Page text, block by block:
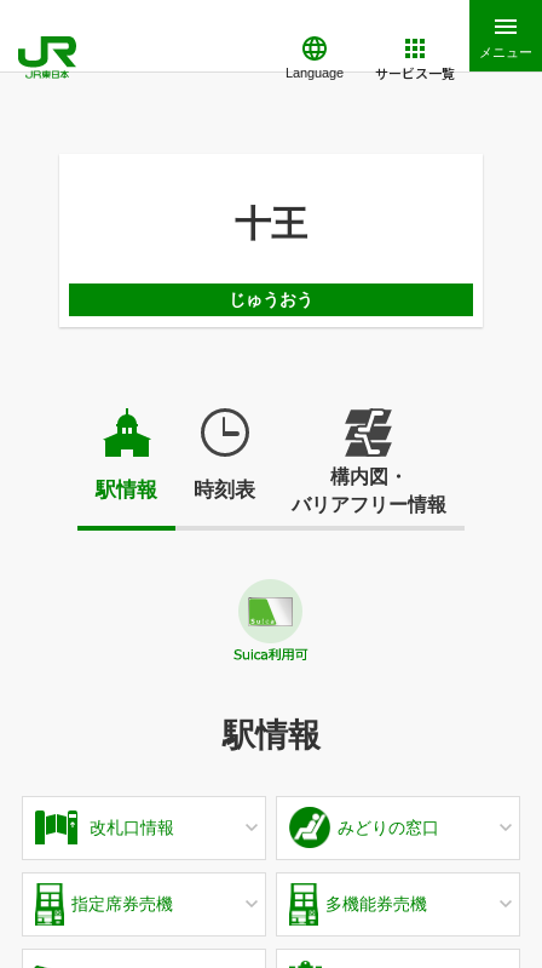
Language サービス一覧
メニュー
十王
じゅうおう
駅情報 時刻表
構内図・
バリアフリー情報
駅情報
改札口情報 みどりの窓口
指定席券売機 多機能券売機